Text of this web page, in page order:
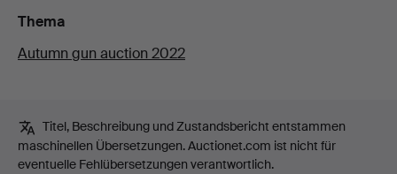
Thema
Autumn gun auction 2022
Titel, Beschreibung und Zustandsbericht entstammen
maschinellen Übersetzungen. Auctionet.com ist nicht für
eventuelle Fehlübersetzungen verantwortlich.